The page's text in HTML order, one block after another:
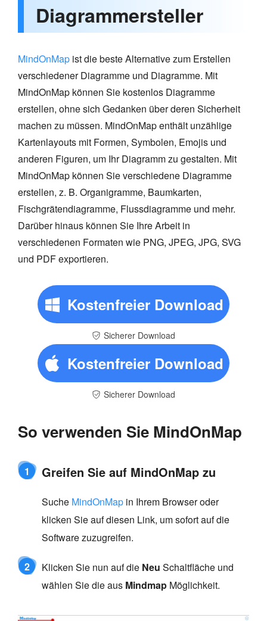
Diagrammersteller
MindOnMap ist die beste Alternative zum Erstellen
verschiedener Diagramme und Diagramme. Mit
MindOnMap können Sie kostenlos Diagramme
erstellen, ohne sich Gedanken über deren Sicherheit
machen zu müssen. MindOnMap enthält unzählige
Kartenlayouts mit Formen, Symbolen, Emojis und
anderen Figuren, um Ihr Diagramm zu gestalten. Mit
MindOnMap können Sie verschiedene Diagramme
erstellen, z. B. Organigramme, Baumkarten,
Fischgrätendiagramme, Flussdiagramme und mehr.
Darüber hinaus können Sie Ihre Arbeit in
verschiedenen Formaten wie PNG, JPEG, JPG, SVG
und PDF exportieren.
Kostenfreier Download
Sicherer Download
Kostenfreier Download
Sicherer Download
So verwenden Sie MindOnMap
1 Greifen Sie auf MindOnMap zu
Suche MindOnMap in Ihrem Browser oder
klicken Sie auf diesen Link, um sofort auf die
Software zuzugreifen.
2 Klicken Sie nun auf die Neu Schaltfläche und
wählen Sie die aus Mindmap Möglichkeit.